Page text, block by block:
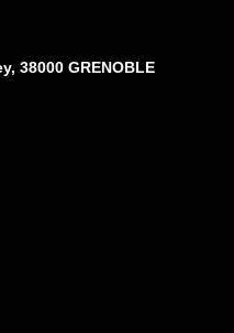
38000 GRENOBLE